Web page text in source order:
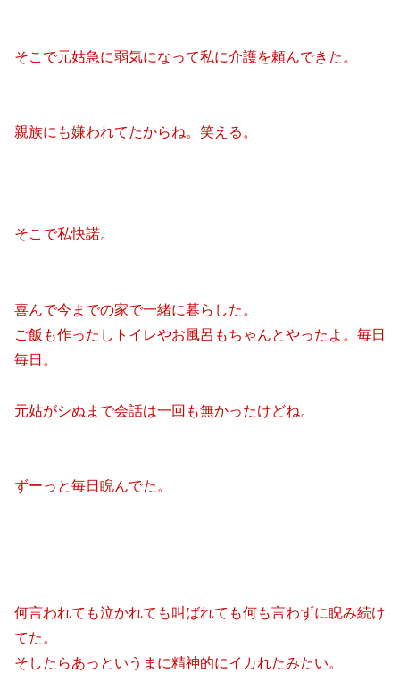
そこで元姑急に弱気になって私に介護を頼んできた。
親族にも嫌われてたからね。笑える。
そこで私快諾。
喜んで今までの家で一緒に暮らした。
ご飯も作ったしトイレやお風呂もちゃんとやったよ。毎日
毎日。
元姑がシぬまで会話は一回も無かったけどね。
ずーっと毎日睨んでた。
何言われても泣かれても叫ばれても何も言わずに睨み続け
てた。
そしたらあっというまに精神的にイカれたみたい。